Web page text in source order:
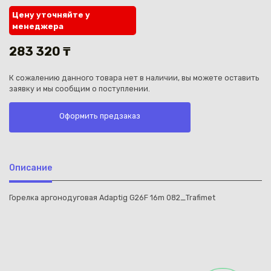
Каз
Цену уточняйте у
менеджера
283 320 ₸
К сожалению данного товара нет в наличии, вы можете оставить
заявку и мы сообщим о поступлении.
Оформить предзаказ
Описание
Горелка аргонодуговая Adaptig G26F 16m 082_Trafimet